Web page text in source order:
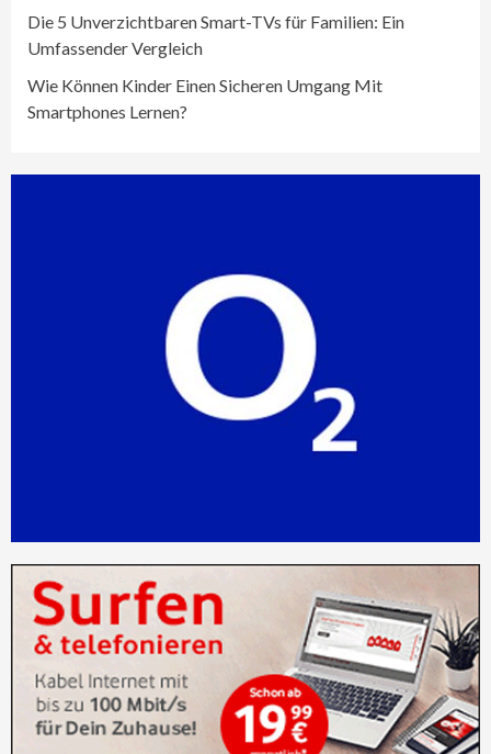
Die 5 Unverzichtbaren Smart-TVs für Familien: Ein
Umfassender Vergleich
Wie Können Kinder Einen Sicheren Umgang Mit
Smartphones Lernen?